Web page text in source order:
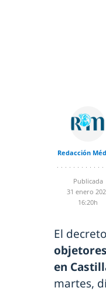
Redacción
Publicada
31 enero
16:20h
El
en
martes,